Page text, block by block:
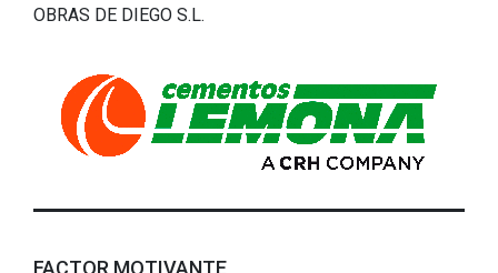
OBRAS DE DIEGO S.L.
FACTOR MOTIVANTE